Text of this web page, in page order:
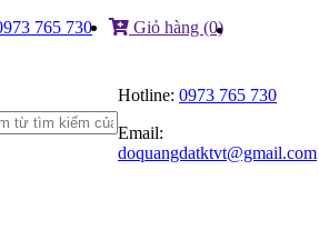
765 730 Giỏ hàng (0)
Hotline: 0973 765 730
Email:
doquangdatktvt@gmail.com